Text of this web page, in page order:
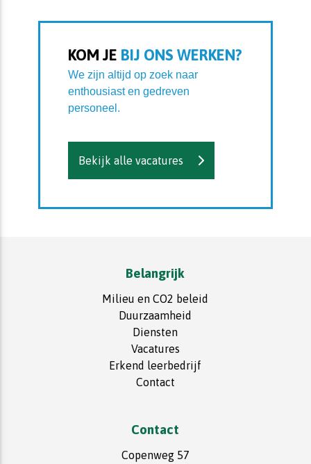
KOM JE BIJ ONS WERKEN?
We zijn altijd op zoek naar
enthousiast en gedreven
personeel.
Bekijk alle vacatures
Belangrijk
Milieu en CO2 beleid
Duurzaamheid
Diensten
Vacatures
Erkend leerbedrijf
Contact
Contact
Copenweg 57